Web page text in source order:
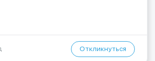
РАБОТЫ: - ПН по ВС, выходные плавающие
Откликнуться